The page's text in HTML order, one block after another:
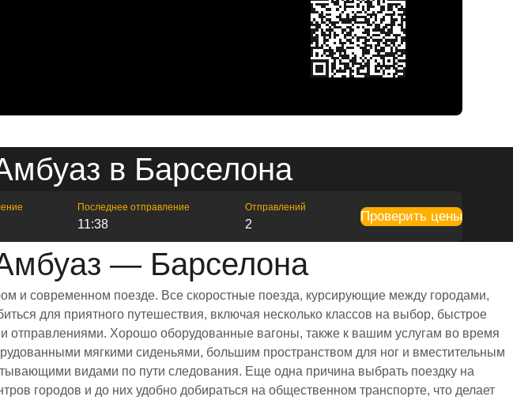
в Барселона
Последнее отправление
11:38
Отправлений
2
Проверить цены
— Барселона
и современном поезде. Все скоростные поезда, курсирующие между городами,
для приятного путешествия, включая несколько классов на выбор, быстрое
отправлениями. Хорошо оборудованные вагоны, также к вашим услугам во время
мягкими сиденьями, большим пространством для ног и вместительным
видами по пути следования. Еще одна причина выбрать поездку на
городов и до них удобно добираться на общественном транспорте, что делает